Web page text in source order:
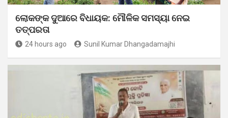
ଲୋକଙ୍କ ଦୁଆରେ ବିଧାୟକ: ମୌଳିକ ସମସ୍ୟା ନେଇ
ତତ୍ପରତା
24 hours ago Sunil Kumar Dhangadamajhi